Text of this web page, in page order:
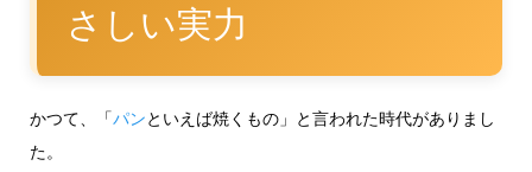
さしい実力
かつて、「パンといえば焼くもの」と言われた時代がありまし
た。